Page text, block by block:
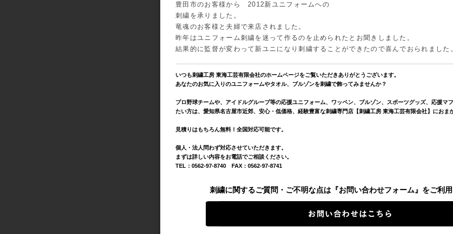
豊田市のお客様から 2012新ユニフォームへの
刺繍を承りました。
竜魂のお客様と夫婦で来店されました。
昨年はユニフォーム刺繍を迷って作るのを止められたとお聞きしました。
結果的に監督が変わって新ユニになり刺繍することができたので喜んでおられました
いつも刺繍工房 東海工芸有限会社のホームページをご覧いただきありがとうございます。
あなたのお気に入りのユニフォームやタオル、ブルゾンを刺繍で飾ってみませんか？
プロ野球チームや、アイドルグループ等の応援ユニフォーム、ワッペン、ブルゾン、スポーツグッズ、応援マ
たい方は、愛知県名古屋市近郊、安心・低価格、経験豊富な刺繍専門店【刺繍工房 東海工芸有限会社】におま
見積りはもちろん無料！全国対応可能です。
個人・法人問わず対応させていただきます。
まずは詳しい内容をお電話でご相談ください。
TEL：0562-97-8740 FAX：0562-97-8741
刺繍に関するご質問・ご不明な点は『お問い合わせフォーム』をご利